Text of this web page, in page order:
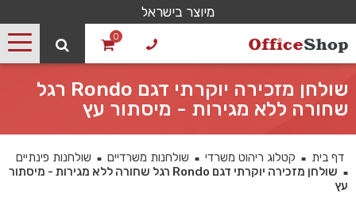
מיוצר בישראל
0
שולחן מזכירה יוקרתי דגם Rondo רגל
שחורה ללא מגירות - מיסתור עץ
דף בית ■ קטלוג ריהוט משרדי ■ שולחנות משרדיים ■ שולחנות פינתיים
■
שולחן מזכירה יוקרתי דגם Rondo רגל שחורה ללא מגירות - מיסתור
עץ